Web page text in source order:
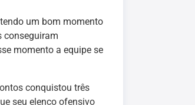
um bom momento
conseguiram
momento a equipe se
conquistou três
seu elenco ofensivo